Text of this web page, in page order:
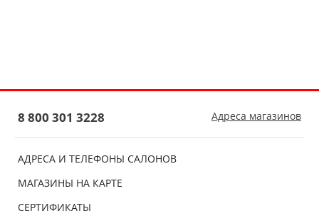
АДРЕСА И ТЕЛЕФОНЫ САЛОНОВ
МАГАЗИНЫ НА КАРТЕ
СЕРТИФИКАТЫ
8 800 301 3228 Адреса магазинов